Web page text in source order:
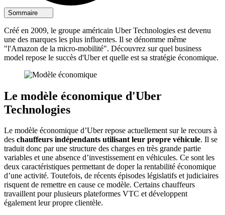
Sommaire
Créé en 2009, le groupe américain Uber Technologies est devenu
une des marques les plus influentes. Il se dénomme même
"l'Amazon de la micro-mobilité". Découvrez sur quel business
model repose le succès d'Uber et quelle est sa stratégie économique.
Le modèle économique d'Uber
Technologies
Le modèle économique d’Uber repose actuellement sur le recours à
des chauffeurs indépendants utilisant leur propre véhicule. Il se
traduit donc par une structure des charges en très grande partie
variables et une absence d’investissement en véhicules. Ce sont les
deux caractéristiques permettant de doper la rentabilité économique
d’une activité. Toutefois, de récents épisodes législatifs et judiciaires
risquent de remettre en cause ce modèle. Certains chauffeurs
travaillent pour plusieurs plateformes VTC et développent
également leur propre clientèle.